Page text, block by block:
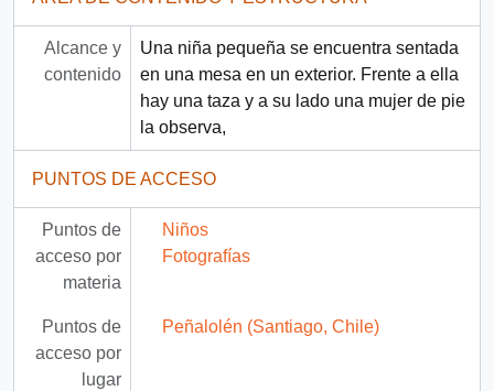
Alcance y
contenido
Una niña pequeña se encuentra sentada
en una mesa en un exterior. Frente a ella
hay una taza y a su lado una mujer de pie
la observa,
PUNTOS DE ACCESO
Puntos de
acceso por
materia
Niños
Fotografías
Puntos de
acceso por
lugar
Peñalolén (Santiago, Chile)